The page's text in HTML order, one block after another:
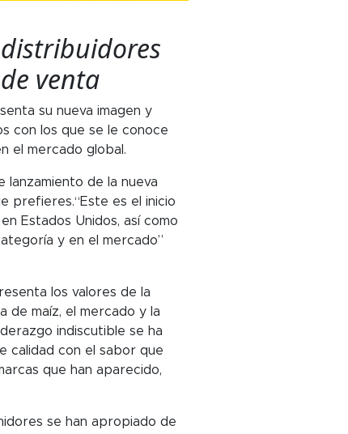
venta
su nueva imagen y
con los que se le conoce
el mercado global.
lanzamiento de la nueva
prefieres.“Este es el inicio
Estados Unidos, así como
y en el mercado”
los valores de la
de maíz, el mercado y la
indiscutible se ha
calidad con el sabor que
que han aparecido,
se han apropiado de